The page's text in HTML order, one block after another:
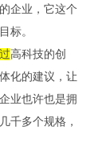
企业，它这个
标。
高科技的创
化的建议，让
业也许也是拥
千多个规格，